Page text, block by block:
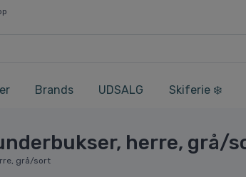
Brands UDSALG Skiferie ❄️
herre, grå/
grå/sort